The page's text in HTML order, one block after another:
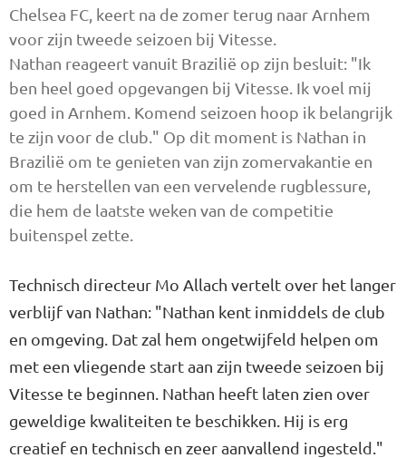
Chelsea FC, keert na de zomer terug naar Arnhem
voor zijn tweede seizoen bij Vitesse.
Nathan reageert vanuit Brazilië op zijn besluit: "Ik
ben heel goed opgevangen bij Vitesse. Ik voel mij
goed in Arnhem. Komend seizoen hoop ik belangrijk
te zijn voor de club." Op dit moment is Nathan in
Brazilië om te genieten van zijn zomervakantie en
om te herstellen van een vervelende rugblessure,
die hem de laatste weken van de competitie
buitenspel zette.
Technisch directeur Mo Allach vertelt over het langer
verblijf van Nathan: "Nathan kent inmiddels de club
en omgeving. Dat zal hem ongetwijfeld helpen om
met een vliegende start aan zijn tweede seizoen bij
Vitesse te beginnen. Nathan heeft laten zien over
geweldige kwaliteiten te beschikken. Hij is erg
creatief en technisch en zeer aanvallend ingesteld."